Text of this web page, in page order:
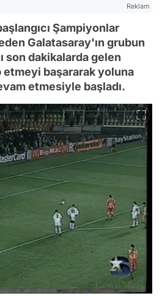
Reklam
Şampiyonlar
Galatasaray'ın grubun
son dakikalarda gelen
başararak yoluna
etmesiyle başladı.